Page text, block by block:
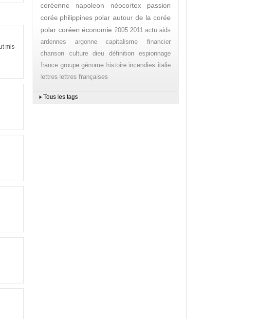
mis
coréenne
napoleon néocortex
passion
corée philippines polar autour de la corée
polar coréen économie 2005 2011 actu aids
ardennes
argonne
capitalisme financier
chanson
culture dieu définition
espionnage
france groupe génome histoire incendies italie
lettres lettres françaises
Tous les tags